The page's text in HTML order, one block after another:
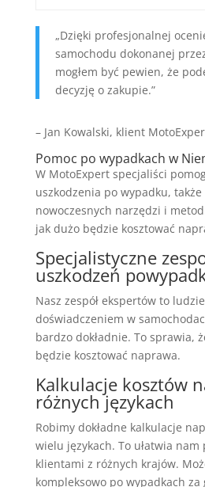
„Dzięki profesjonalnej
samochodu dokonanej
mogłem być pewien, że
decyzję o zakupie.”
– Jan Kowalski, klient
Pomoc po wypadkach w
W MotoExpert specjaliści
uszkodzenia po wypadku,
nowoczesnych narzędzi i
jak dużo będzie kosztować
Specjalistyczne
uszkodzeń
Nasz zespół ekspertów to
doświadczeniem w
bardzo dokładnie. To sprawia,
będzie kosztować naprawa.
Kalkulacje kosztów
różnych językach
Robimy dokładne kalkulacje
wielu językach. To ułatwia
klientami z różnych krajów.
kompleksowo po wypadkach za